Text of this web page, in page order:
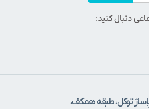
دنبال کنید:
توکل، طبقه همکف،